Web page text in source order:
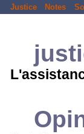
Justice Notes